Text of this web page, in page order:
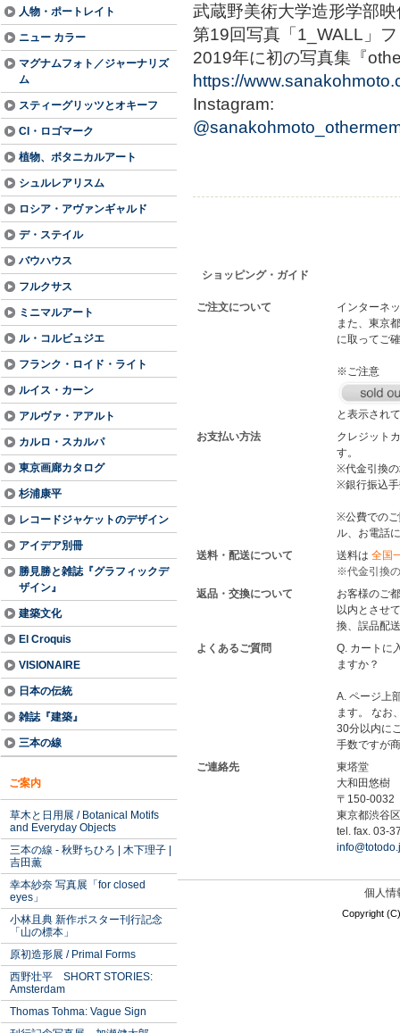
人物・ポートレイト
ニュー カラー
マグナムフォト／ジャーナリズ
ム
スティーグリッツとオキーフ
CI・ロゴマーク
植物、ボタニカルアート
シュルレアリスム
ロシア・アヴァンギャルド
デ・ステイル
バウハウス
フルクサス
ミニマルアート
ル・コルビュジエ
フランク・ロイド・ライト
ルイス・カーン
アルヴァ・アアルト
カルロ・スカルパ
東京画廊カタログ
杉浦康平
レコードジャケットのデザイン
アイデア別冊
勝見勝と雑誌『グラフィックデ
ザイン』
建築文化
El Croquis
VISIONAIRE
日本の伝統
雑誌『建築』
三本の線
ご案内
草木と日用展 / Botanical Motifs
and Everyday Objects
三本の線 - 秋野ちひろ | 木下理子 |
吉田薫
幸本紗奈 写真展「for closed
eyes」
小林且典 新作ポスター刊行記念
「山の標本」
原初造形展 / Primal Forms
西野壮平 SHORT STORIES:
Amsterdam
Thomas Tohma: Vague Sign
武蔵野美術大学造形学部
第19回写真「1_WALL」
2019年に初の写真集『
https://
Instagram:
ショッピング・ガイド
ご注文について
インターネ
また、東京
に取ってご
※ご注意
と表示され
お支払い方法
クレジット
す。
※代金引換
※銀行振込手
※公費でのご
ル、お電話
送料・配送について
送料は 全国
※代金引換
返品・交換について
お客様のご
以内とさせ
換、誤品配
よくあるご質問
Q. カートに
ますか？
A. ページ上
ます。 なお
30分以内に
手数ですが
ご連絡先
東塔堂
大和田悠樹
〒150-0032
東京都渋谷
tel. fax. 03-
個人情
Copyright